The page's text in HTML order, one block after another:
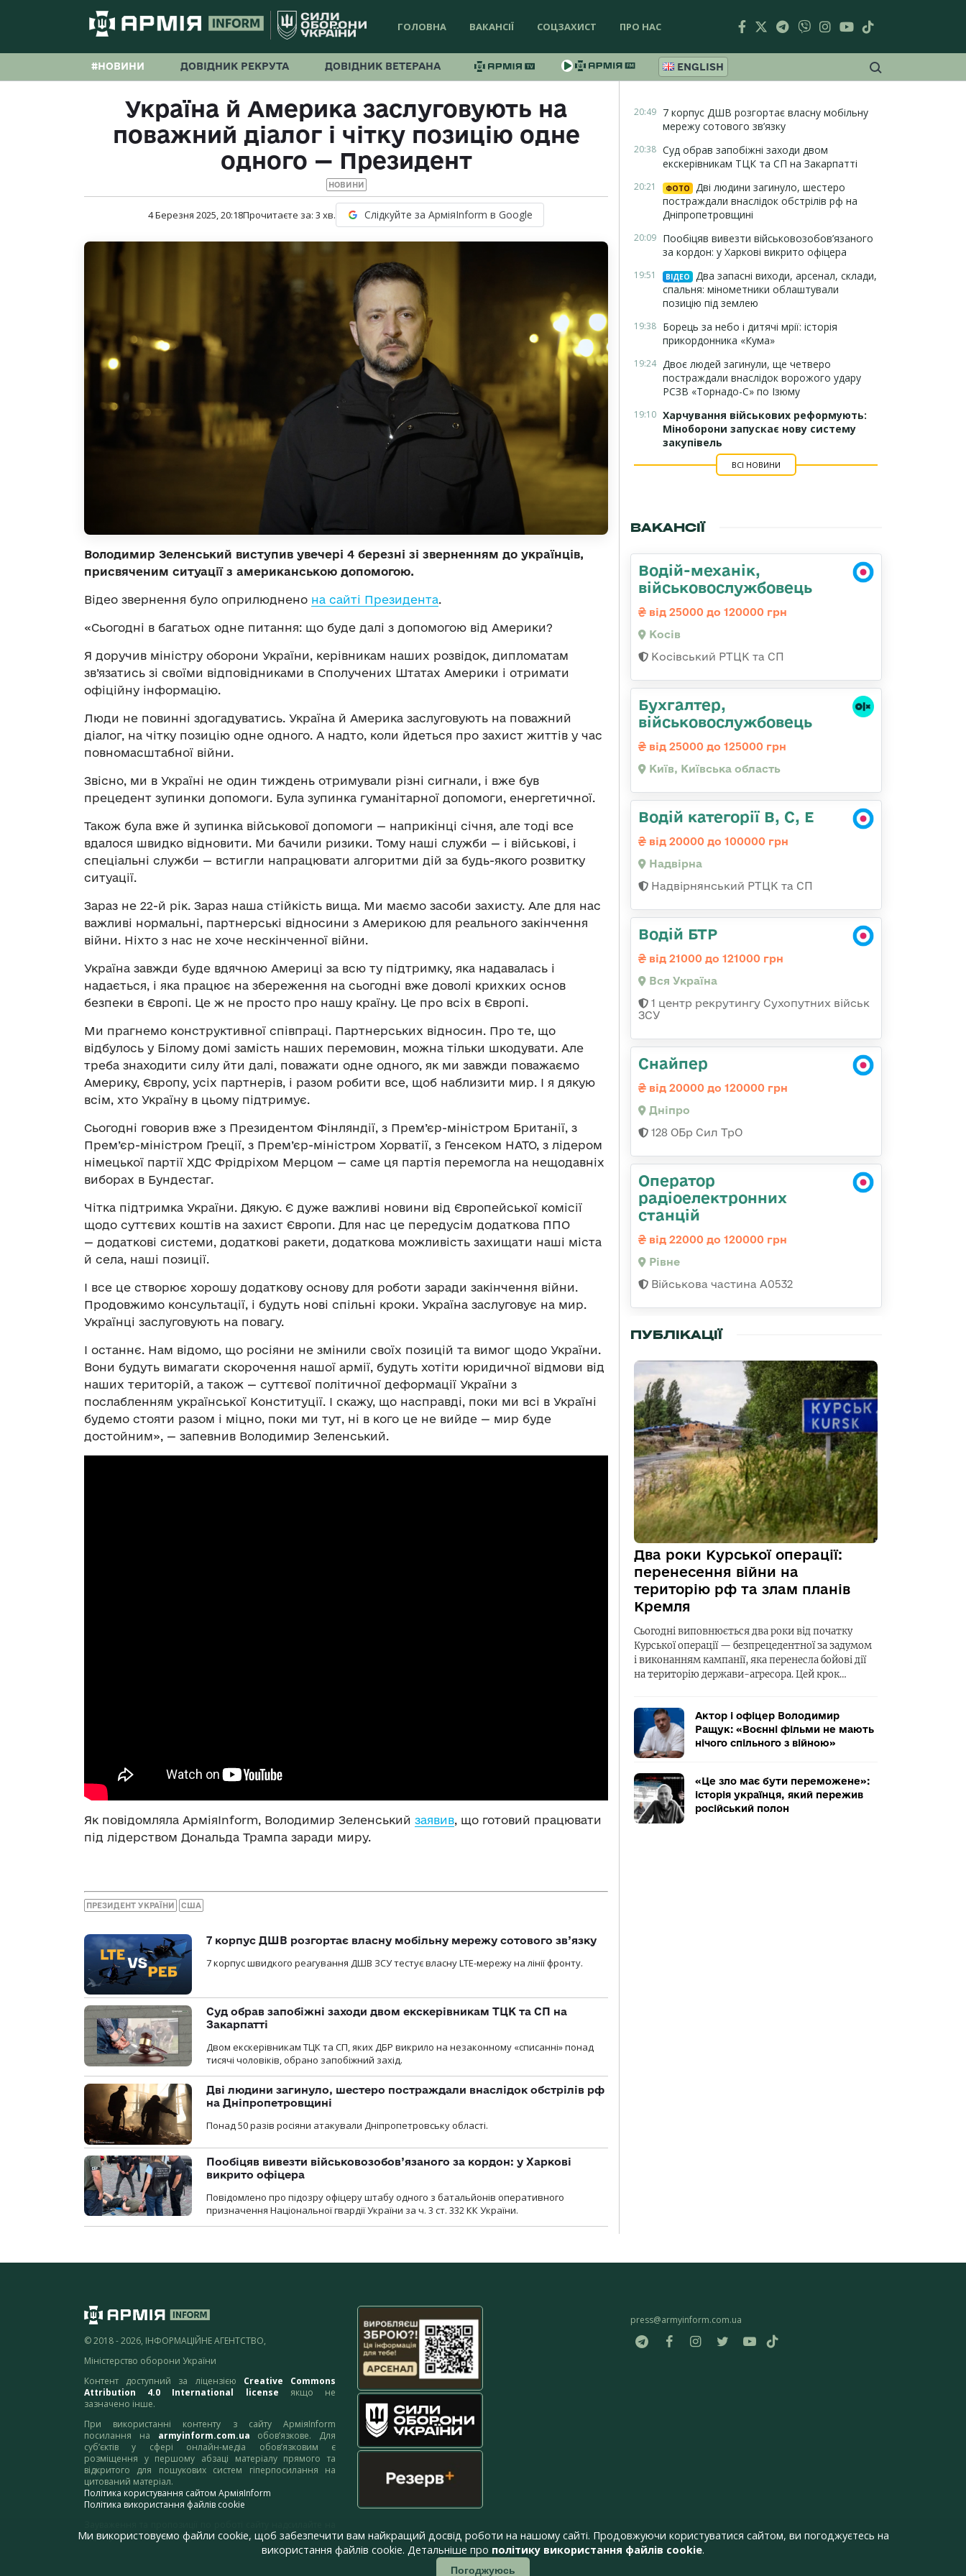
ГОЛОВНА ВАКАНСІЇ СОЦЗАХИСТ ПРО НАС
#НОВИНИ ДОВІДНИК РЕКРУТА ДОВІДНИК ВЕТЕРАНА ENGLISH
Україна й Америка заслуговують на
поважний діалог і чітку позицію одне
одного — Президент
НОВИНИ
4 Березня 2025, 20:18Прочитаєте за: 3 хв. Слідкуйте за АрміяInform в Google
Володимир Зеленський виступив увечері 4 березні зі зверненням до українців,
присвяченим ситуації з американською допомогою.
Відео звернення було оприлюднено на сайті Президента.
«Сьогодні в багатьох одне питання: що буде далі з допомогою від Америки?
Я доручив міністру оборони України, керівникам наших розвідок, дипломатам
зв’язатись зі своїми відповідниками в Сполучених Штатах Америки і отримати
офіційну інформацію.
Люди не повинні здогадуватись. Україна й Америка заслуговують на поважний
діалог, на чітку позицію одне одного. А надто, коли йдеться про захист життів у час
повномасштабної війни.
Звісно, ми в Україні не один тиждень отримували різні сигнали, і вже був
прецедент зупинки допомоги. Була зупинка гуманітарної допомоги, енергетичної.
Також була вже й зупинка військової допомоги — наприкінці січня, але тоді все
вдалося швидко відновити. Ми бачили ризики. Тому наші служби — і військові, і
спеціальні служби — встигли напрацювати алгоритми дій за будь-якого розвитку
ситуації.
Зараз не 22-й рік. Зараз наша стійкість вища. Ми маємо засоби захисту. Але для нас
важливі нормальні, партнерські відносини з Америкою для реального закінчення
війни. Ніхто з нас не хоче нескінченної війни.
Україна завжди буде вдячною Америці за всю ту підтримку, яка надавалась і
надається, і яка працює на збереження на сьогодні вже доволі крихких основ
безпеки в Європі. Це ж не просто про нашу країну. Це про всіх в Європі.
Ми прагнемо конструктивної співпраці. Партнерських відносин. Про те, що
відбулось у Білому домі замість наших перемовин, можна тільки шкодувати. Але
треба знаходити силу йти далі, поважати одне одного, як ми завжди поважаємо
Америку, Європу, усіх партнерів, і разом робити все, щоб наблизити мир. І я дякую
всім, хто Україну в цьому підтримує.
Сьогодні говорив вже з Президентом Фінляндії, з Прем’єр-міністром Британії, з
Прем’єр-міністром Греції, з Прем’єр-міністром Хорватії, з Генсеком НАТО, з лідером
німецької партії ХДС Фрідріхом Мерцом — саме ця партія перемогла на нещодавніх
виборах в Бундестаг.
Чітка підтримка України. Дякую. Є дуже важливі новини від Європейської комісії
щодо суттєвих коштів на захист Європи. Для нас це передусім додаткова ППО
— додаткові системи, додаткові ракети, додаткова можливість захищати наші міста
й села, наші позиції.
І все це створює хорошу додаткову основу для роботи заради закінчення війни.
Продовжимо консультації, і будуть нові спільні кроки. Україна заслуговує на мир.
Українці заслуговують на повагу.
І останнє. Нам відомо, що росіяни не змінили своїх позицій та вимог щодо України.
Вони будуть вимагати скорочення нашої армії, будуть хотіти юридичної відмови від
наших територій, а також — суттєвої політичної деформації України з
послабленням української Конституції. І скажу, що насправді, поки ми всі в Україні
будемо стояти разом і міцно, поки ми тут, ні в кого це не вийде — мир буде
достойним», — запевнив Володимир Зеленський.
Як повідомляла АрміяInform, Володимир Зеленський заявив, що готовий працювати
під лідерством Дональда Трампа заради миру.
ПРЕЗИДЕНТ УКРАЇНИ США
7 корпус ДШВ розгортає власну мобільну мережу сотового зв’язку
7 корпус швидкого реагування ДШВ ЗСУ тестує власну LTE-мережу на лінії фронту.
Суд обрав запобіжні заходи двом екскерівникам ТЦК та СП на
Закарпатті
Двом екскерівникам ТЦК та СП, яких ДБР викрило на незаконному «списанні» понад
тисячі чоловіків, обрано запобіжний захід.
Дві людини загинуло, шестеро постраждали внаслідок обстрілів рф
на Дніпропетровщині
Понад 50 разів росіяни атакували Дніпропетровську області.
Пообіцяв вивезти військовозобов’язаного за кордон: у Харкові
викрито офіцера
Повідомлено про підозру офіцеру штабу одного з батальйонів оперативного
призначення Національної гвардії України за ч. 3 ст. 332 КК України.
20:49 7 корпус ДШВ розгортає власну мобільну
мережу сотового зв’язку
20:38 Суд обрав запобіжні заходи двом
екскерівникам ТЦК та СП на Закарпатті
20:21 ФОТО
Дві людини загинуло, шестеро
постраждали внаслідок обстрілів рф на
Дніпропетровщині
20:09 Пообіцяв вивезти військовозобов’язаного
за кордон: у Харкові викрито офіцера
19:51 ВІДЕО
Два запасні виходи, арсенал, склади,
спальня: мінометники облаштували
позицію під землею
19:38 Борець за небо і дитячі мрії: історія
прикордонника «Кума»
19:24 Двоє людей загинули, ще четверо
постраждали внаслідок ворожого удару
РСЗВ «Торнадо-С» по Ізюму
19:10 Харчування військових реформують:
Міноборони запускає нову систему
закупівель
ВСІ НОВИНИ
ВАКАНСІЇ
Водій-механік,
військовослужбовець
від 25000 до 120000 грн
Косів
Косівський РТЦК та СП
Бухгалтер,
військовослужбовець
від 25000 до 125000 грн
Київ, Київська область
Водій категорії В, С, Е
від 20000 до 100000 грн
Надвірна
Надвірнянський РТЦК та СП
Водій БТР
від 21000 до 121000 грн
Вся Україна
1 центр рекрутингу Сухопутних військ
ЗСУ
Снайпер
від 20000 до 120000 грн
Дніпро
128 ОБр Сил ТрО
Оператор
радіоелектронних
станцій
від 22000 до 120000 грн
Рівне
Військова частина А0532
ПУБЛІКАЦІЇ
Два роки Курської операції:
перенесення війни на
територію рф та злам планів
Кремля
Сьогодні виповнюється два роки від початку
Курської операції — безпрецедентної за задумом
і виконанням кампанії, яка перенесла бойові дії
на територію держави-агресора. Цей крок…
Актор і офіцер Володимир
Ращук: «Воєнні фільми не мають
нічого спільного з війною»
«Це зло має бути переможене»:
історія українця, який пережив
російський полон
© 2018 - 2026, ІНФОРМАЦІЙНЕ АГЕНТСТВО,
Міністерство оборони України
Контент доступний за ліцензією Creative Commons
Attribution 4.0 International license якщо не
зазначено інше.
При використанні контенту з сайту АрміяInform
посилання на armyinform.com.ua обов’язкове. Для
суб’єктів у сфері онлайн-медіа обов’язковим є
розміщення у першому абзаці матеріалу прямого та
відкритого для пошукових систем гіперпосилання на
цитований матеріал.
Політика користування сайтом АрміяInform
Політика використання файлів cookie
адресу:webmaster@armyinform.com.ua
press@armyinform.com.ua
Ми використовуємо файли cookie, щоб забезпечити вам найкращий досвід роботи на нашому сайті. Продовжуючи користуватися сайтом, ви погоджуєтесь на
використання файлів cookie. Детальніше про політику використання файлів cookie.
Погоджуюсь